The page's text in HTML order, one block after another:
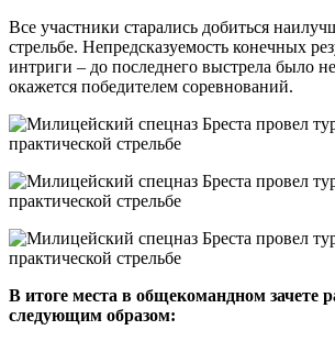
Все участники старались добиться
стрельбе. Непредсказуемость конечных
интриги – до последнего выстрела было
окажется победителем соревнований.
В итоге места в общекомандном зачете
следующим образом: